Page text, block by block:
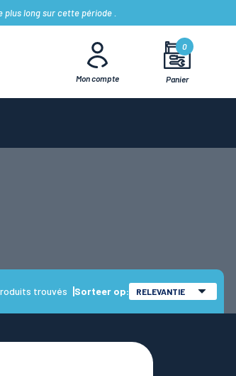
long sur cette période .
Mon compte Panier
0
trouvés Sorteer op: RELEVANTIE